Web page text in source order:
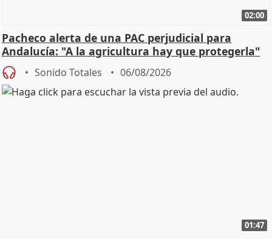
02:00
Pacheco alerta de una PAC perjudicial para
Andalucía: "A la agricultura hay que protegerla"
Sonido Totales 06/08/2026
01:47